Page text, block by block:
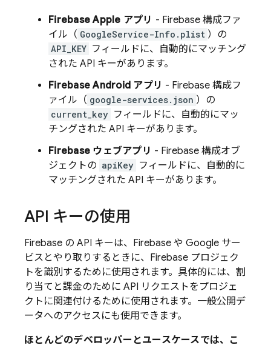
Firebase Apple アプリ - Firebase 構成ファ
イル（ GoogleService-Info.plist ）の
API_KEY フィールドに、自動的にマッチング
された API キーがあります。
Firebase Android アプリ - Firebase 構成フ
ァイル（ google-services.json ）の
current_key フィールドに、自動的にマッ
チングされた API キーがあります。
Firebase ウェブアプリ - Firebase 構成オブ
ジェクトの apiKey フィールドに、自動的に
マッチングされた API キーがあります。
API キーの使用
Firebase の API キーは、Firebase や Google サー
ビスとやり取りするときに、Firebase プロジェク
トを識別するために使用されます。具体的には、割
り当てと課金のために API リクエストをプロジェ
クトに関連付けるために使用されます。一般公開デ
ータへのアクセスにも使用できます。
ほとんどのデベロッパーとユースケースでは、こ